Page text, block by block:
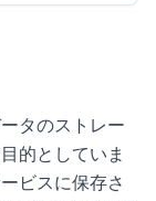
タのストレー
的としていま
ビスに保存さ